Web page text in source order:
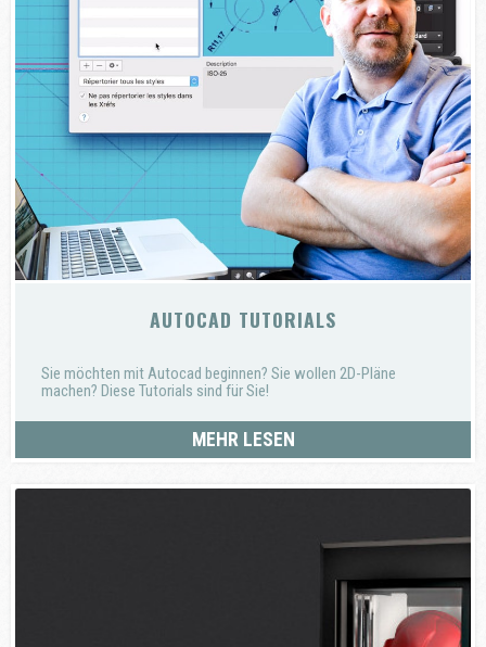
AUTOCAD TUTORIALS
Sie möchten mit Autocad beginnen? Sie wollen 2D-Pläne
machen? Diese Tutorials sind für Sie!
MEHR LESEN